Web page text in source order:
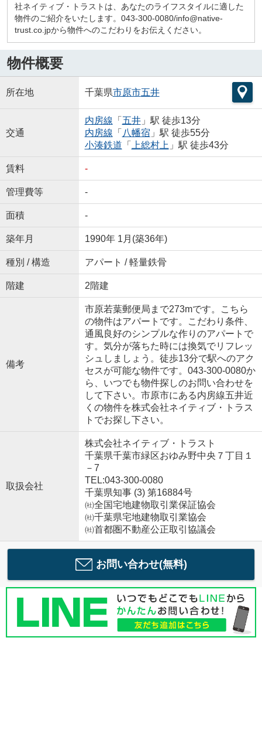
社ネイティブ・トラストは、あなたのライフスタイルに適した
物件のご紹介をいたします。043-300-0080/info@native-
trust.co.jpから物件へのこだわりをお伝えください。
物件概要
所在地 千葉県市原市五井
交通
内房線 「 五井」駅 徒歩13分
内房線 「 八幡宿 」駅 徒歩55分
小湊鉄道 「 上総村上 」駅 徒歩43分
賃料 -
管理費等 -
面積 -
築年月 1990年 1月(築36年)
種別 / 構造 アパート / 軽量鉄骨
階建 2階建
備考
市原若葉郵便局まで273mです。こちら
の物件はアパートです。こだわり条件、
通風良好のシンプルな作りのアパートで
す。気分が落ちた時には換気でリフレッ
シュしましょう。徒歩13分で駅へのアク
セスが可能な物件です。043-300-0080か
ら、いつでも物件探しのお問い合わせを
して下さい。市原市にある内房線五井近
くの物件を株式会社ネイティブ・トラス
トでお探し下さい。
取扱会社
株式会社ネイティブ・トラスト
千葉県千葉市緑区おゆみ野中央７丁目１
－7
TEL:043-300-0080
千葉県知事 (3) 第16884号
㈳全国宅地建物取引業保証協会
㈳千葉県宅地建物取引業協会
㈳首都圏不動産公正取引協議会
お問い合わせ(無料)